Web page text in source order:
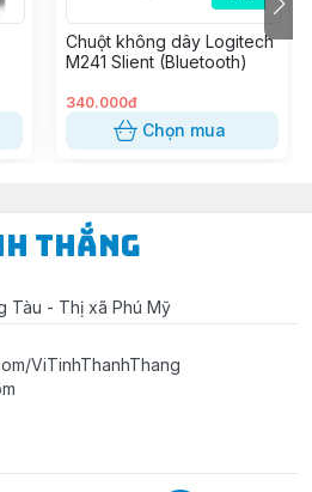
Chuột không dây Logitech
M241 Slient (Bluetooth)
340.000đ
Chọn mua
Thắng
Tàu - Thị xã Phú Mỹ
ViTinhThanhThang